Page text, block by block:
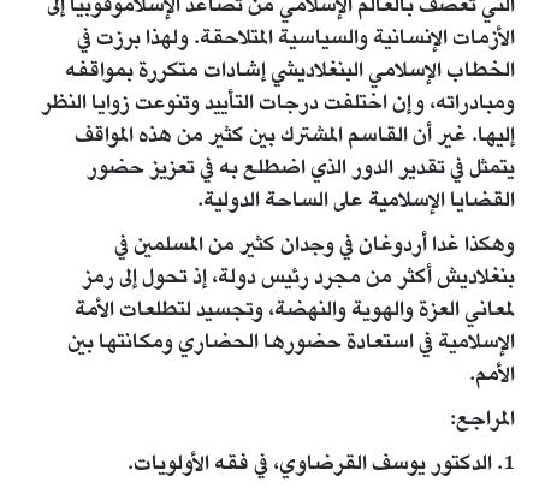
الأزمات الإنسانية والسياسية المتلاحقة. ولهذا برزت في
الخطاب الإسلامي البنغلاديشي إشادات متكررة بمواقفه
ومبادراته، وإن اختلفت درجات التأييد وتنوعت زوايا النظر
إليها. غير أن القاسم المشترك بين كثير من هذه المواقف
يتمثل في تقدير الدور الذي اضطلع به في تعزيز حضور
القضايا الإسلامية على الساحة الدولية.
وهكذا غدا أردوغان في وجدان كثير من المسلمين في
بنغلاديش أكثر من مجرد رئيس دولة، إذ تحول إلى رمز
لمعاني العزة والهوية والنهضة، وتجسيد لتطلعات الأمة
الإسلامية في استعادة حضورها الحضاري ومكانتها بين
الأمم.
المراجع:
1. الدكتور يوسف القرضاوي، في فقه الأولويات.